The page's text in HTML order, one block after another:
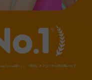
調べ）。「旅行」カテゴリから旅行用eSIMア